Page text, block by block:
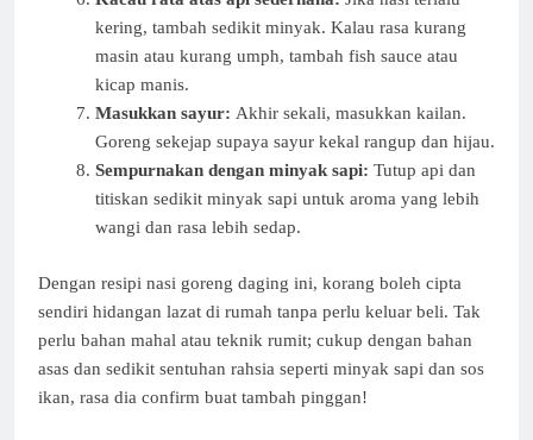
kering, tambah sedikit minyak. Kalau rasa kurang
masin atau kurang umph, tambah fish sauce atau
kicap manis.
Masukkan sayur: Akhir sekali, masukkan kailan.
Goreng sekejap supaya sayur kekal rangup dan hijau.
Sempurnakan dengan minyak sapi: Tutup api dan
titiskan sedikit minyak sapi untuk aroma yang lebih
wangi dan rasa lebih sedap.
Dengan resipi nasi goreng daging ini, korang boleh cipta
sendiri hidangan lazat di rumah tanpa perlu keluar beli. Tak
perlu bahan mahal atau teknik rumit; cukup dengan bahan
asas dan sedikit sentuhan rahsia seperti minyak sapi dan sos
ikan, rasa dia confirm buat tambah pinggan!